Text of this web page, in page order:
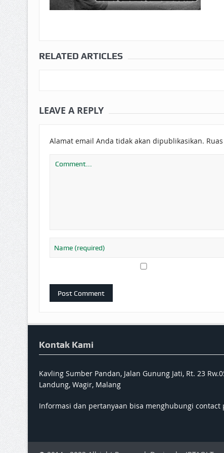
RELATED ARTICLES
LEAVE A REPLY
Alamat email Anda tidak akan dipublikasikan.
Kontak Kami
Kavling Sumber Pandan, Jalan Gunung Jati, Rt. 23
Landung, Wagir, Malang
Informasi dan pertanyaan bisa menghubungi contact